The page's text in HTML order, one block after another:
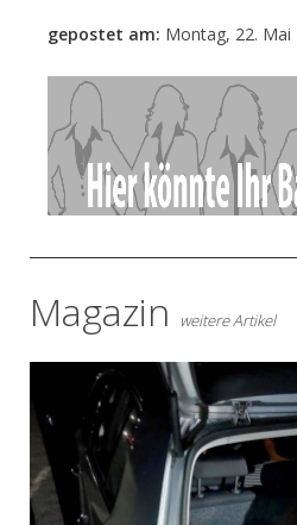
gepostet am: Montag, 22. Mai
Magazin weitere Artikel